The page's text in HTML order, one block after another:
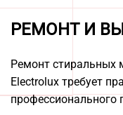
РЕМОНТ И
Ремонт стиральных
Electrolux требует
профессионального